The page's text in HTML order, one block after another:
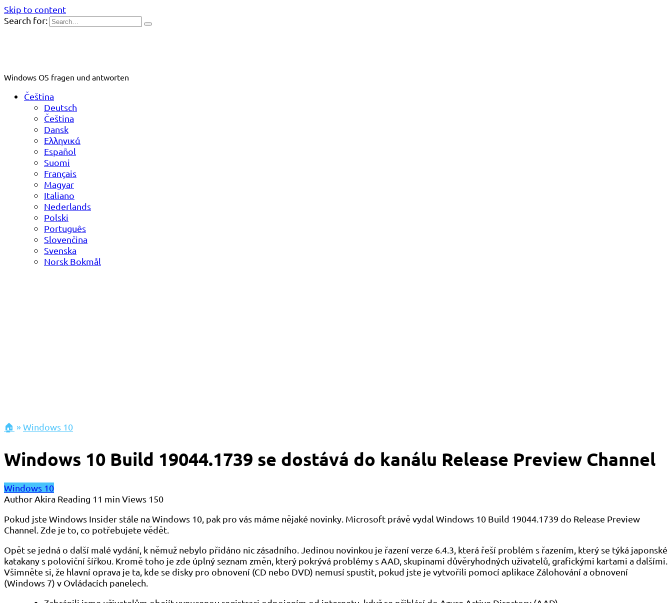
Skip to content
Search for:
Windows OS fragen und antworten
Čeština
Deutsch
Čeština
Dansk
Ελληνικά
Español
Suomi
Français
Magyar
Italiano
Nederlands
Polski
Português
Slovenčina
Svenska
Norsk Bokmål
🏠 »Windows 10
Windows 10 Build 19044.1739 se dostává do kanálu Release Preview Channel
Windows 10
AuthorAkira Reading 11 min Views 150
Pokud jste Windows Insider stále na Windows 10, pak pro vás máme nějaké novinky. Microsoft právě vydal Windows 10 Build 19044.1739 do Release Preview
Channel. Zde je to, co potřebujete vědět.
Opět se jedná o další malé vydání, k němuž nebylo přidáno nic zásadního. Jedinou novinkou je řazení verze 6.4.3, která řeší problém s řazením, který se týká japonské
katakany s poloviční šířkou. Kromě toho je zde úplný seznam změn, který pokrývá problémy s AAD, skupinami důvěryhodných uživatelů, grafickými kartami a dalšími.
Všimněte si, že hlavní oprava je ta, kde se disky pro obnovení (CD nebo DVD) nemusí spustit, pokud jste je vytvořili pomocí aplikace Zálohování a obnovení
(Windows 7) v Ovládacích panelech.